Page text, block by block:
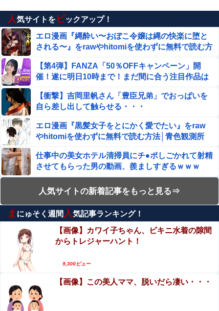
人気サイトをピックアップ！
エロ漫画『縄酔い〜おぼこ令嬢は縄の快楽に堕と
される〜』をrawやhitomiを使わずに無料で読む方
【第4弾】FANZA「50％OFFキャンペーン」開
催！遂に明日10時まで！まだ間に合う注目作品は
【衝撃】吉岡里帆さん「豊臣兄弟」でおっぱいを
自ら差し出して触らせる・・・
エロ漫画『黒髪女子をとにかく愛でたい』をraw
やhitomiを使わずに無料で読む方法│青色観測所
仕事中の美女ホテル清掃員にチ●ポしごかれて射精
させてもらった男の動画、羨ましすぎるｗｗｗ
【動画】美人女優さん、映画でマンコのビラビラ
までめくらせてしまうｗｗｗｗｗｗ
エロ漫画『むっつり赤ずきんくんからは逃げられ
ない』をrawやhitomiを使わずに無料で読む方法
【動画】世界一過酷なオフロードレースのコース
てしまう。
【閲覧注意】やべぇレ●プ動画、発見される…（※
人気サイトの新着記事をもっと見る⇒
ま にゅそく週間 人気記事ランキング！
【画像】カワイ子ちゃん、ビキニ水着の隙間
からトレジャーハント！
9,300ビュー
【画像】この美人ママ、脱いだら凄い・・・